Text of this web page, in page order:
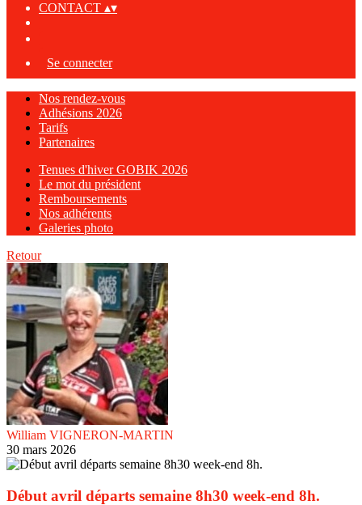
CONTACT ▴▾
Se connecter
Nos rendez-vous
Adhésions 2026
Tarifs
Partenaires
Tenues d'hiver GOBIK 2026
Le mot du président
Remboursements
Nos adhérents
Galeries photo
Retour
William VIGNERON-MARTIN
30 mars 2026
Début avril départs semaine 8h30 week-end 8h.